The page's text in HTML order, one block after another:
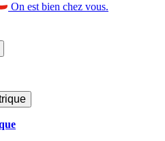
On est bien chez vous.